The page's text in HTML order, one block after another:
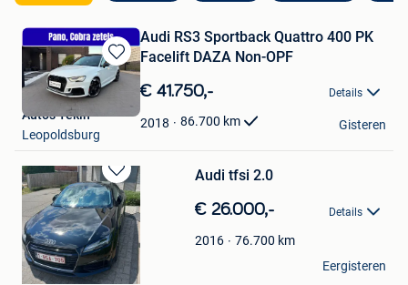
Bewaren
in
Mijn
Favorieten
Audi RS3 Sportback Quattro 400 PK
Facelift DAZA Non-OPF
€ 41.750,- Details
2018 86.700 km
Auto's Tekin
Leopoldsburg
Gisteren
Bewaren
in
Mijn
Favorieten
Audi tfsi 2.0
€ 26.000,- Details
2016 76.700 km
Peter Vercammen
Begijnendijk
Eergisteren